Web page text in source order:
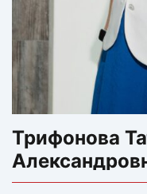
Трифонова